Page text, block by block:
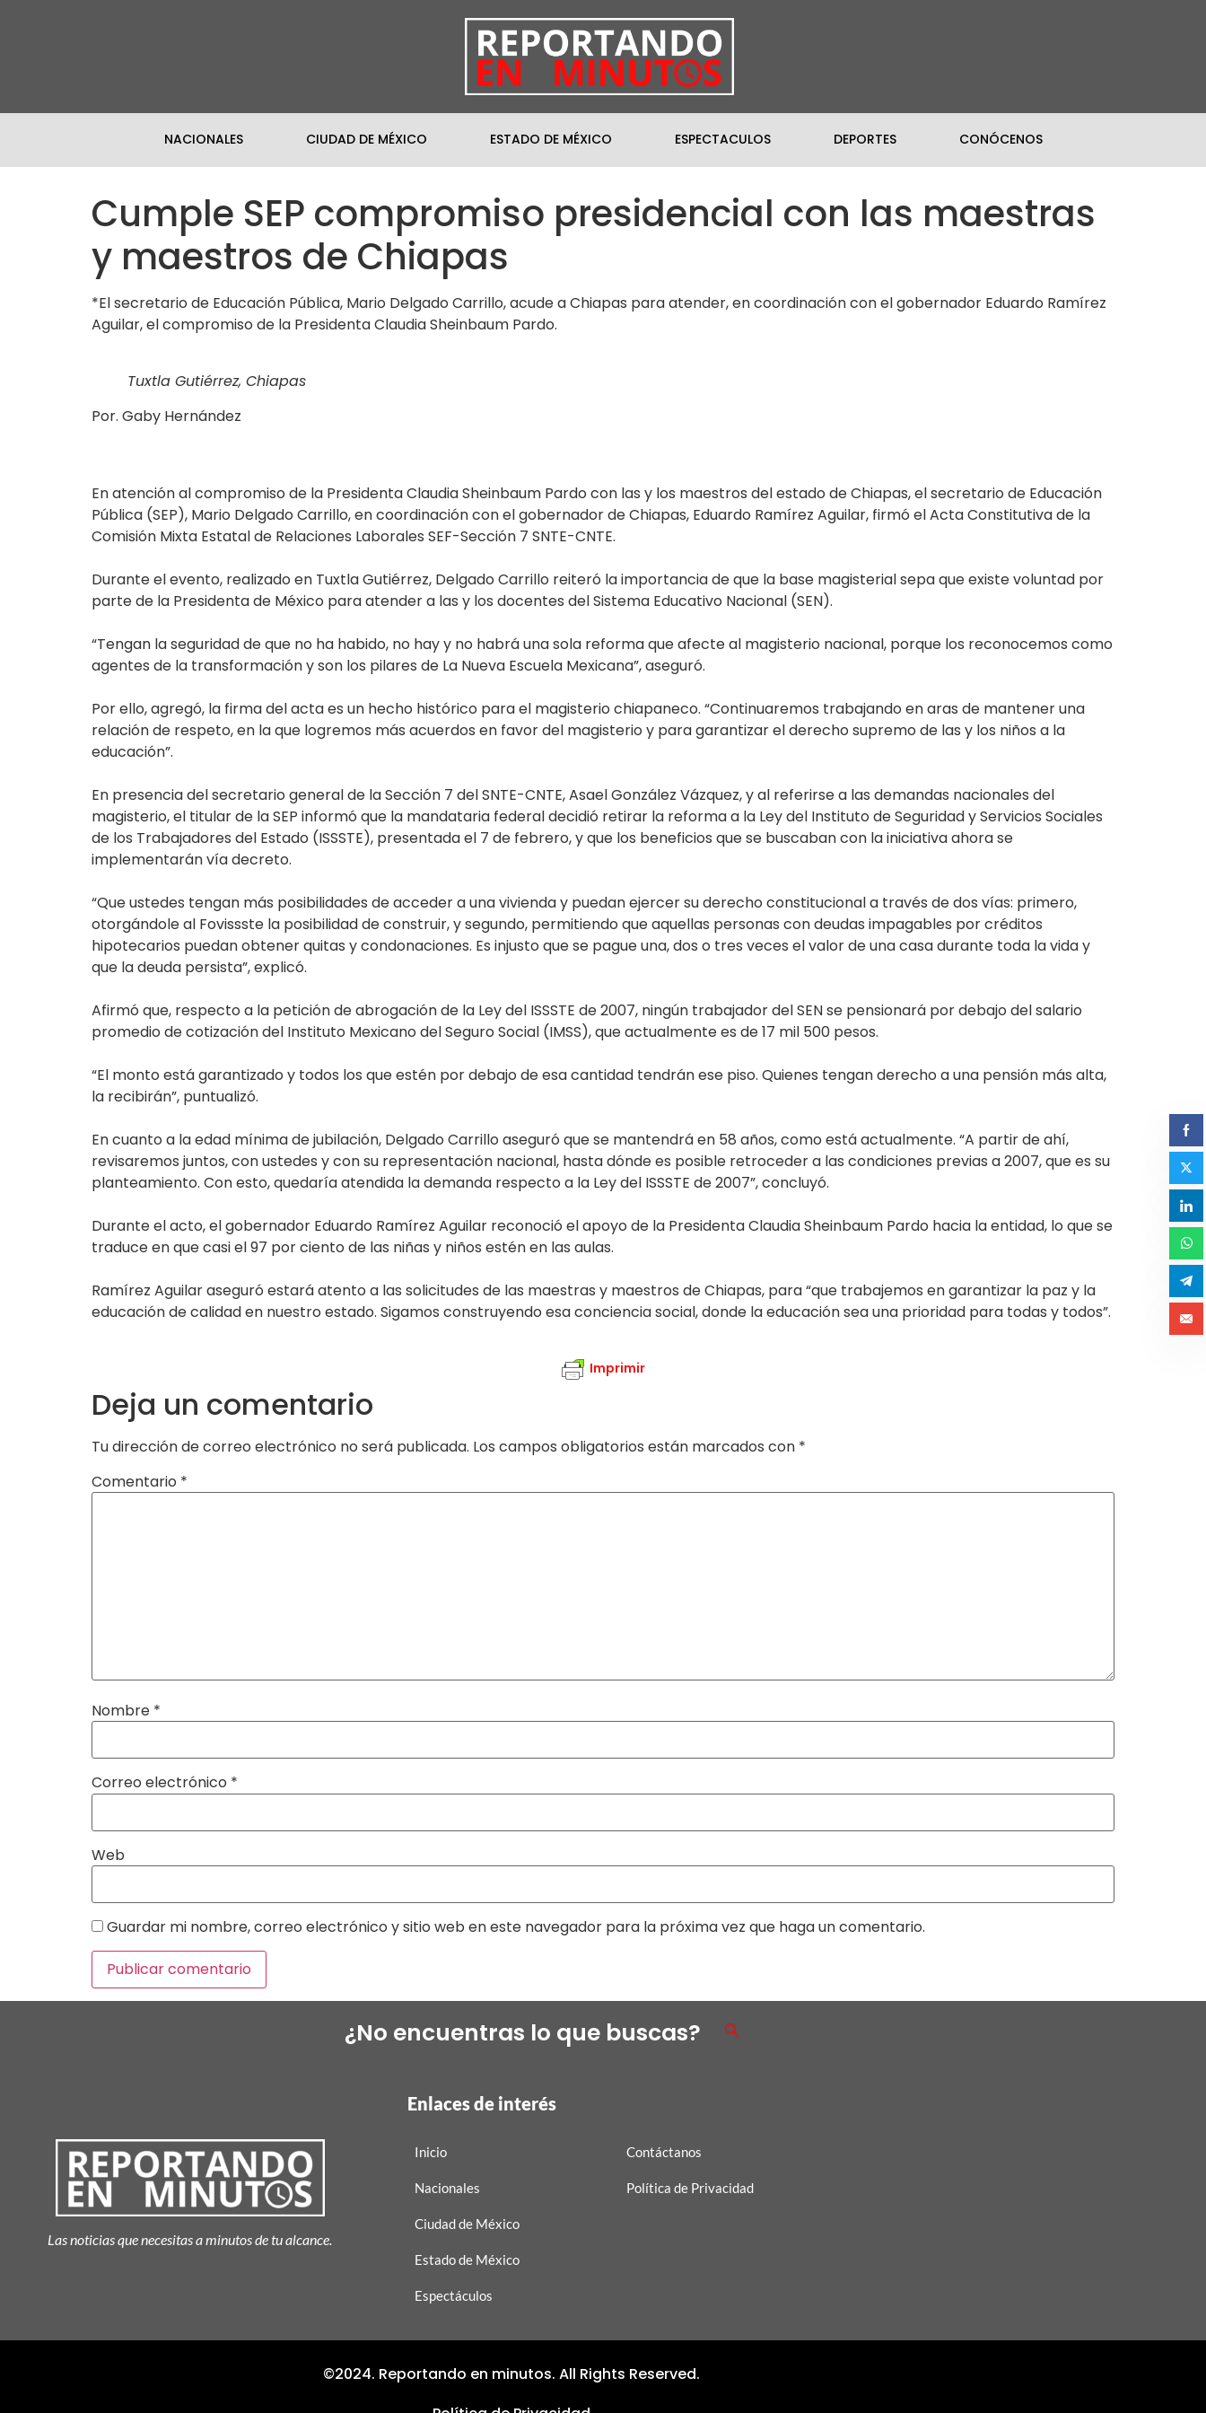
NACIONALES CIUDAD DE MÉXICO ESTADO DE MÉXICO ESPECTACULOS DEPORTES CONÓCENOS
Cumple SEP compromiso presidencial con las maestras
y maestros de Chiapas
*El secretario de Educación Pública, Mario Delgado Carrillo, acude a Chiapas para atender, en coordinación con el gobernador Eduardo Ramírez
Aguilar, el compromiso de la Presidenta Claudia Sheinbaum Pardo.
Tuxtla Gutiérrez, Chiapas
Por. Gaby Hernández
En atención al compromiso de la Presidenta Claudia Sheinbaum Pardo con las y los maestros del estado de Chiapas, el secretario de Educación
Pública (SEP), Mario Delgado Carrillo, en coordinación con el gobernador de Chiapas, Eduardo Ramírez Aguilar, firmó el Acta Constitutiva de la
Comisión Mixta Estatal de Relaciones Laborales SEF-Sección 7 SNTE-CNTE.
Durante el evento, realizado en Tuxtla Gutiérrez, Delgado Carrillo reiteró la importancia de que la base magisterial sepa que existe voluntad por
parte de la Presidenta de México para atender a las y los docentes del Sistema Educativo Nacional (SEN).
“Tengan la seguridad de que no ha habido, no hay y no habrá una sola reforma que afecte al magisterio nacional, porque los reconocemos como
agentes de la transformación y son los pilares de La Nueva Escuela Mexicana”, aseguró.
Por ello, agregó, la firma del acta es un hecho histórico para el magisterio chiapaneco. “Continuaremos trabajando en aras de mantener una
relación de respeto, en la que logremos más acuerdos en favor del magisterio y para garantizar el derecho supremo de las y los niños a la
educación”.
En presencia del secretario general de la Sección 7 del SNTE-CNTE, Asael González Vázquez, y al referirse a las demandas nacionales del
magisterio, el titular de la SEP informó que la mandataria federal decidió retirar la reforma a la Ley del Instituto de Seguridad y Servicios Sociales
de los Trabajadores del Estado (ISSSTE), presentada el 7 de febrero, y que los beneficios que se buscaban con la iniciativa ahora se
implementarán vía decreto.
“Que ustedes tengan más posibilidades de acceder a una vivienda y puedan ejercer su derecho constitucional a través de dos vías: primero,
otorgándole al Fovissste la posibilidad de construir, y segundo, permitiendo que aquellas personas con deudas impagables por créditos
hipotecarios puedan obtener quitas y condonaciones. Es injusto que se pague una, dos o tres veces el valor de una casa durante toda la vida y
que la deuda persista”, explicó.
Afirmó que, respecto a la petición de abrogación de la Ley del ISSSTE de 2007, ningún trabajador del SEN se pensionará por debajo del salario
promedio de cotización del Instituto Mexicano del Seguro Social (IMSS), que actualmente es de 17 mil 500 pesos.
“El monto está garantizado y todos los que estén por debajo de esa cantidad tendrán ese piso. Quienes tengan derecho a una pensión más alta,
la recibirán”, puntualizó.
En cuanto a la edad mínima de jubilación, Delgado Carrillo aseguró que se mantendrá en 58 años, como está actualmente. “A partir de ahí,
revisaremos juntos, con ustedes y con su representación nacional, hasta dónde es posible retroceder a las condiciones previas a 2007, que es su
planteamiento. Con esto, quedaría atendida la demanda respecto a la Ley del ISSSTE de 2007”, concluyó.
Durante el acto, el gobernador Eduardo Ramírez Aguilar reconoció el apoyo de la Presidenta Claudia Sheinbaum Pardo hacia la entidad, lo que se
traduce en que casi el 97 por ciento de las niñas y niños estén en las aulas.
Ramírez Aguilar aseguró estará atento a las solicitudes de las maestras y maestros de Chiapas, para “que trabajemos en garantizar la paz y la
educación de calidad en nuestro estado. Sigamos construyendo esa conciencia social, donde la educación sea una prioridad para todas y todos”.
Imprimir
Deja un comentario
Tu dirección de correo electrónico no será publicada. Los campos obligatorios están marcados con *
Comentario *
Nombre *
Correo electrónico *
Web
Guardar mi nombre, correo electrónico y sitio web en este navegador para la próxima vez que haga un comentario.
¿No encuentras lo que buscas?
Las noticias que necesitas a minutos de tu alcance.
Enlaces de interés
Inicio
Nacionales
Ciudad de México
Estado de México
Espectáculos
Contáctanos
Política de Privacidad
©2024. Reportando en minutos. All Rights Reserved.